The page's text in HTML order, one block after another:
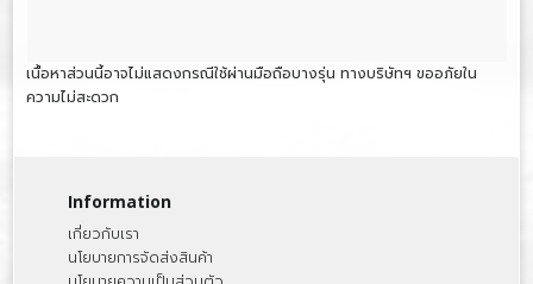
เนื้อหาส่วนนี้อาจไม่แสดงกรณีใช้ผ่านมือถือบางรุ่น ทางบริษัทฯ ขออภัยใน
ความไม่สะดวก
Information
เกี่ยวกับเรา
นโยบายการจัดส่งสินค้า